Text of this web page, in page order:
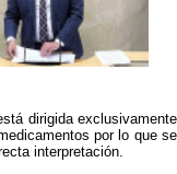
dirigida exclusivamente
por lo que se
interpretación.